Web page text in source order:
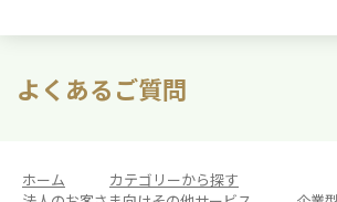
よくあるご質問
ホーム カテゴリーから探す